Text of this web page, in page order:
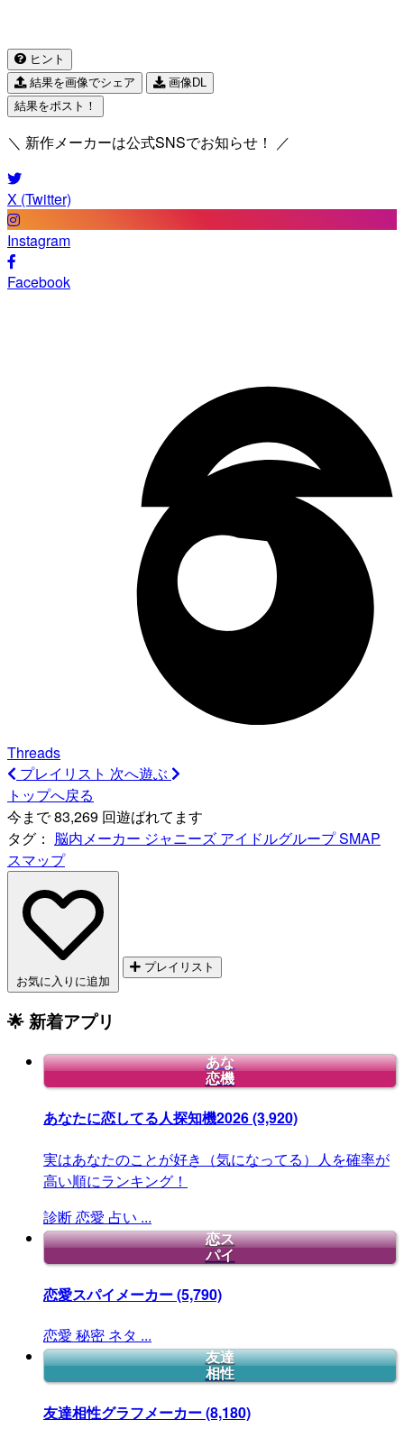
ヒント
結果を画像でシェア
画像DL
結果をポスト！
＼ 新作メーカーは公式SNSでお知らせ！ ／
X (Twitter)
Instagram
Facebook
Threads
プレイリスト 次へ遊ぶ
トップへ戻る
今まで 83,269 回遊ばれてます
タグ： 脳内メーカー ジャニーズ アイドルグループSMAP
スマップ
お気に入りに追加
プレイリスト
🌟 新着アプリ
あな
恋機
あなたに恋してる人探知機2026(3,920)
実はあなたのことが好き（気になってる）人を確率が
高い順にランキング！
診断恋愛 占い ...
恋ス
パイ
恋愛スパイメーカー(5,790)
恋愛 秘密 ネタ ...
友達
相性
友達相性グラフメーカー(8,180)